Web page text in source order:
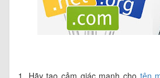
1. Hãy tạo cảm giác mạnh cho tên